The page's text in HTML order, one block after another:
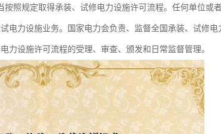
照规定取得承装、试修电力设施许可流程。任何单位或
电力设施业务。国家电力会负责、监督全国承装、试修电
力设施许可流程的受理、审查、颁发和日常监督管理。